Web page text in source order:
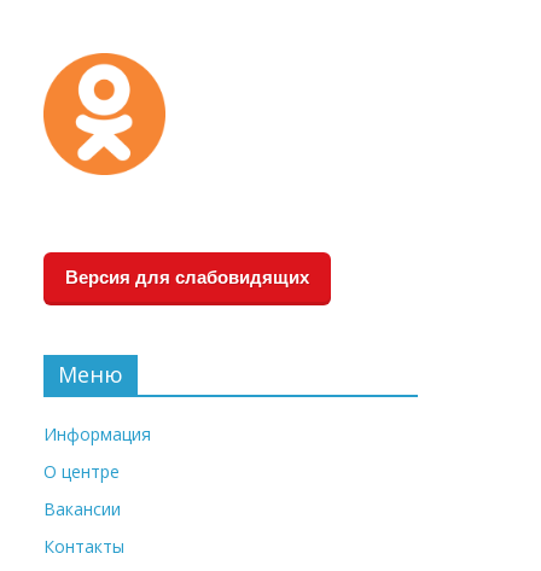
Версия для слабовидящих
Меню
Информация
О центре
Вакансии
Контакты